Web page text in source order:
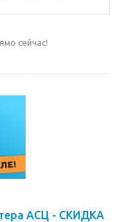
сейчас!
АСЦ - СКИДКА